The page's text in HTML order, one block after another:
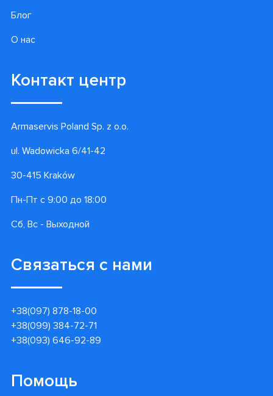
Блог
О нас
Контакт центр
Armaservis Poland Sp. z o.o.
ul. Wadowicka 6/41-42
30-415 Kraków
Пн-Пт с 9:00 до 18:00
Сб, Вс - Выходной
Связаться с нами
+38(097) 878-18-00
+38(099) 384-72-71
+38(093) 646-92-89
Помощь